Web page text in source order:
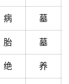
病 墓
胎 墓
绝 养